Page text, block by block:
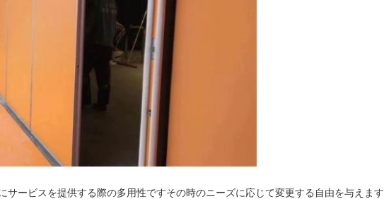
ービスを提供する際の多用性ですその時のニーズに応じて変更する自由を与えます.